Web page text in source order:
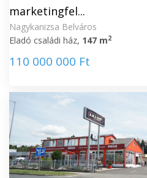
marketingfel...
Nagykanizsa Belváros
Eladó családi ház, 147 m2
110 000 000 Ft